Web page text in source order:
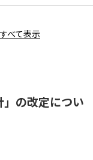
すべて表示
」の改定につい